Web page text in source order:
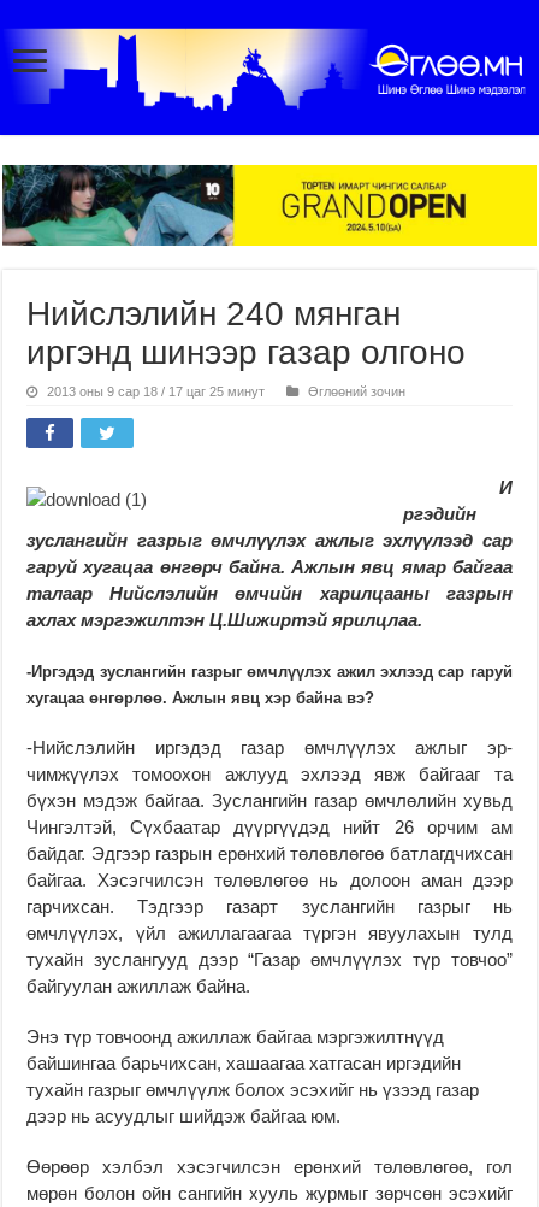
Нийслэлийн 240 мянган
иргэнд шинээр газар олгоно
2013 оны 9 сар 18 / 17 цаг 25 минут Өглөөний зочин
И
ргэдийн
зуслангийн газрыг өмчлүүлэх ажлыг эхлүүлээд сар
гаруй хугацаа өнгөрч байна. Ажлын явц ямар байгаа
талаар Нийслэлийн өмчийн харилцааны газрын
ахлах мэргэжилтэн Ц.Шижиртэй ярилцлаа.
-Иргэдэд зуслангийн газ­рыг өмчлүүлэх ажил эхлээд сар гаруй
хугацаа өнгөрлөө. Ажлын явц хэр байна вэ?
-Нийслэлийн иргэдэд га­зар өмчлүүлэх ажлыг эр­
чимжүүлэх томоохон аж­лууд эхлээд явж байгааг та
бүхэн мэдэж байгаа. Зус­лангийн газар өмчлөлийн хувьд
Чингэлтэй, Сүхбаатар дүүргүүдэд нийт 26 орчим ам
байдаг. Эдгээр газрын ерөнхий төлөвлөгөө бат­лагд­чихсан
байгаа. Хэсэг­чил­­сэн төлөвлөгөө нь до­лоон аман дээр
гарчихсан. Тэд­гээр газарт зуслангийн газ­­рыг нь
өмчлүүлэх, үйл ажиллагаагаа түргэн явуу­­­­лахын тулд
тухайн зус­­­лангууд дээр “Газар өмч­­­­лүүлэх түр товчоо”
бай­гуу­­лан ажиллаж байна.
Энэ түр товчоонд ажил­лаж байгаа мэргэжилтнүүд
байшингаа барь­чихсан, ха­шаагаа хатгасан иргэдийн
тухайн газрыг өмч­лүүлж бо­лох эсэхийг нь үзээд га­зар
дээр нь асуудлыг ший­дэж байгаа юм.
Өөрөөр хэл­бэл хэсэг­чил­сэн ерөнхий тө­лөвлөгөө, гол
мөрөн болон ойн сан­гийн хууль журмыг зөрч­сөн эсэхийг